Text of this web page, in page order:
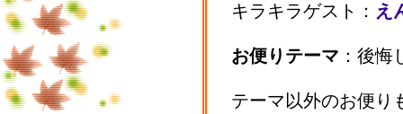
キラキラゲスト： え
お便りテーマ ：後
テーマ以外のお便り